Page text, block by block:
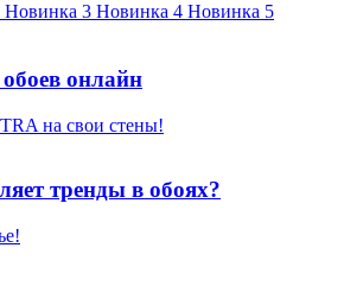
Новинка 3 Новинка 4 Новинка 5
онлайн
на свои стены!
тренды в обоях?